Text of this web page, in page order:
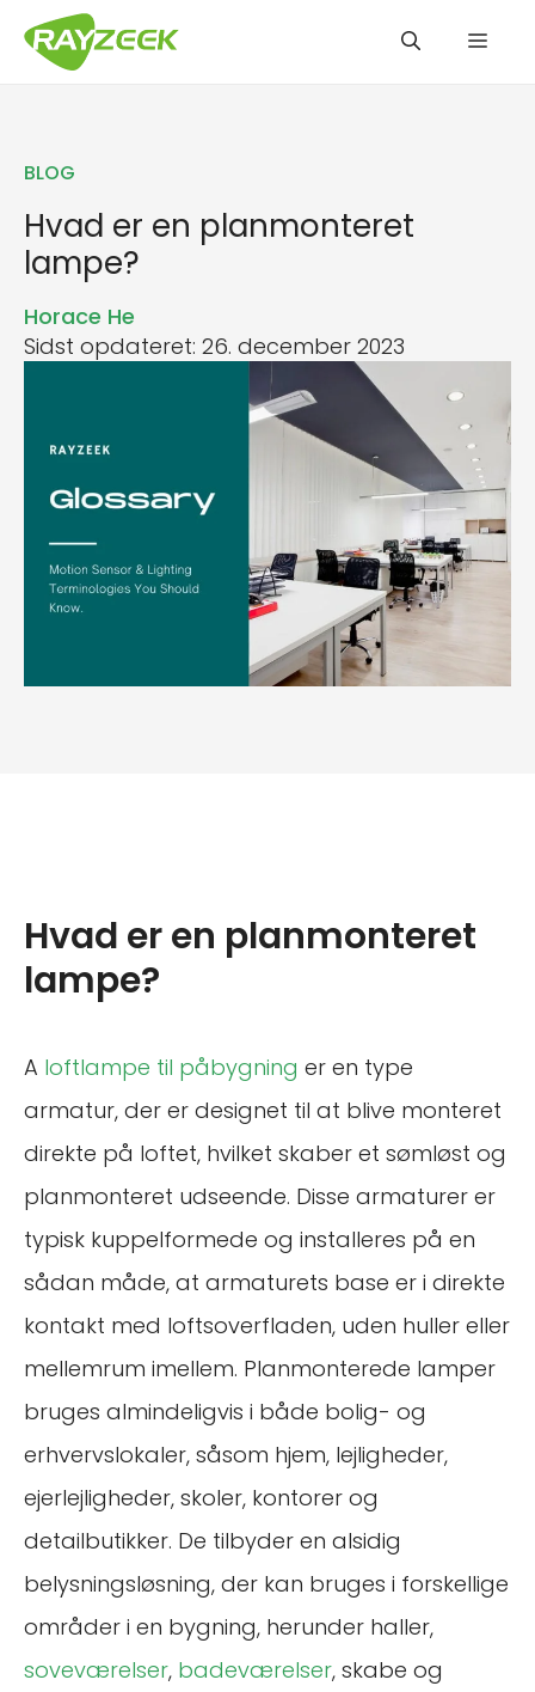
BLOG
Hvad er en planmonteret
lampe?
Horace He
Sidst opdateret: 26. december 2023
Hvad er en planmonteret
lampe?
A loftlampe til påbygning er en type
armatur, der er designet til at blive monteret
direkte på loftet, hvilket skaber et sømløst og
planmonteret udseende. Disse armaturer er
typisk kuppelformede og installeres på en
sådan måde, at armaturets base er i direkte
kontakt med loftsoverfladen, uden huller eller
mellemrum imellem. Planmonterede lamper
bruges almindeligvis i både bolig- og
erhvervslokaler, såsom hjem, lejligheder,
ejerlejligheder, skoler, kontorer og
detailbutikker. De tilbyder en alsidig
belysningsløsning, der kan bruges i forskellige
områder i en bygning, herunder haller,
soveværelser, badeværelser, skabe og